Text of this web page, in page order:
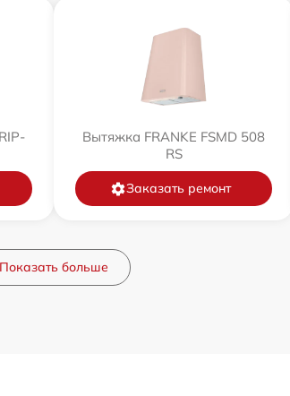
Вытяжка FRANKE FSMD 508
RS
Заказать ремонт
Показать больше